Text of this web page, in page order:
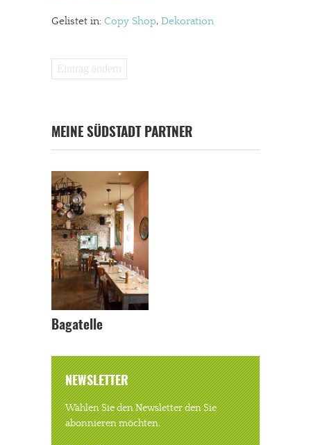
Gelistet in: Copy Shop, Dekoration
Eintrag ändern
MEINE SÜDSTADT PARTNER
Bagatelle
NEWSLETTER
Wählen Sie den Newsletter den Sie
abonnieren möchten.